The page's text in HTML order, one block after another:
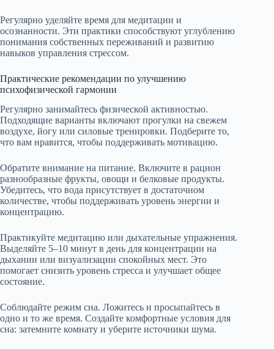
Регулярно уделяйте время для медитации и
осознанности. Эти практики способствуют углублению
понимания собственных переживаний и развитию
навыков управления стрессом.
Практические рекомендации по улучшению
психофизической гармонии
Регулярно занимайтесь физической активностью.
Подходящие варианты включают прогулки на свежем
воздухе, йогу или силовые тренировки. Подберите то,
что вам нравится, чтобы поддерживать мотивацию.
Обратите внимание на питание. Включите в рацион
разнообразные фрукты, овощи и белковые продукты.
Убедитесь, что вода присутствует в достаточном
количестве, чтобы поддерживать уровень энергии и
концентрацию.
Практикуйте медитацию или дыхательные упражнения.
Выделяйте 5–10 минут в день для концентрации на
дыхании или визуализации спокойных мест. Это
помогает снизить уровень стресса и улучшает общее
состояние.
Соблюдайте режим сна. Ложитесь и просыпайтесь в
одно и то же время. Создайте комфортные условия для
сна: затемните комнату и уберите источники шума.